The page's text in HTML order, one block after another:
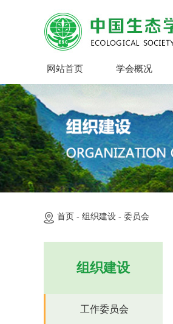
网站首页 学会概况
首页 - 组织建设 - 委员会
组织建设
工作委员会